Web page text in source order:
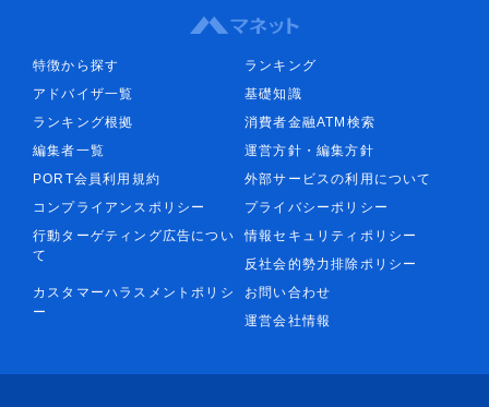
特徴から探す
ランキング
アドバイザ一覧
基礎知識
ランキング根拠
消費者金融ATM検索
編集者一覧
運営方針・編集方針
PORT会員利用規約
外部サービスの利用について
コンプライアンスポリシー
プライバシーポリシー
行動ターゲティング広告につい
て
情報セキュリティポリシー
反社会的勢力排除ポリシー
カスタマーハラスメントポリシ
ー
お問い合わせ
運営会社情報